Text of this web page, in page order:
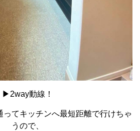
▶2way動線！
ってキッチンへ最短距離で行けちゃ
うので、